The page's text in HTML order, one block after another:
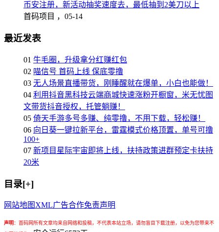
币安注册，新活动抽奖速度去，最低抽到2美刀以上
首码项目 ， 05-14
最近发表
01 牛毛圈，升级拿分红赚红包
02 喵信号 首码上线 保底零撸
03 无人场景直播带货，刚睡醒就在爆单，小白也能做！
04 利用抖音黑科技云端商城快速涨粉开橱窗，米无忧图
文带货抖音授权，托管躺赚！
05 倚天手游多号多赚、纯零撸，不用下载，轻松赚！
06 向日葵一键拉新平台，雷霆模式价格顶置，单号可撸
100+
07 新项目星际宇宙即将上线，扶持政策进群预定卡扶持
20米
目录[+]
网站地图 XML广告合作免责声明
声明： 首码网所有文章均来自网络和投稿，不代表本站立场，请勿盲目下载注册，以免为您带来不